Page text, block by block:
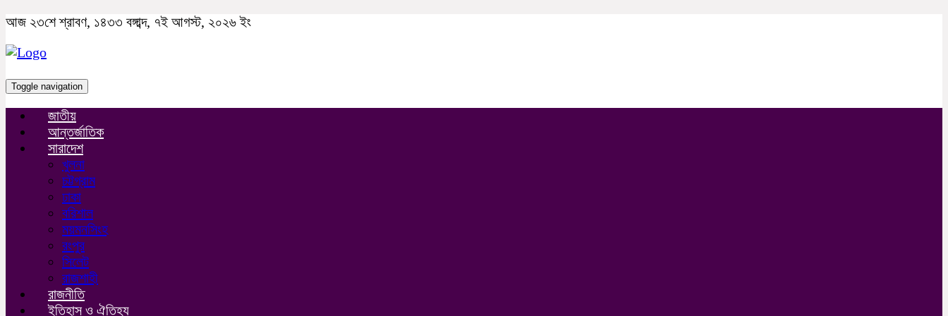
আজ ২৩শে শ্রাবণ, ১৪৩৩ বঙ্গাব্দ, ৭ই আগস্ট, ২০২৬ ইং
Toggle navigation
জাতীয়
আন্তর্জাতিক
সারাদেশ
খুলনা
চট্টগ্রাম
ঢাকা
বরিশাল
ময়মনসিংহ
রংপুর
সিলেট
রাজশাহী
রাজনীতি
ইতিহাস ও ঐতিহ্য